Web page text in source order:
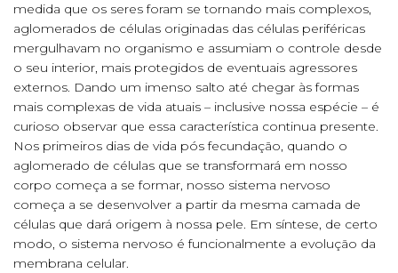
medida que os seres foram se tornando mais complexos,
aglomerados de células originadas das células periféricas
mergulhavam no organismo e assumiam o controle desde
o seu interior, mais protegidos de eventuais agressores
externos. Dando um imenso salto até chegar às formas
mais complexas de vida atuais – inclusive nossa espécie – é
curioso observar que essa característica continua presente.
Nos primeiros dias de vida pós fecundação, quando o
aglomerado de células que se transformará em nosso
corpo começa a se formar, nosso sistema nervoso
começa a se desenvolver a partir da mesma camada de
células que dará origem à nossa pele. Em síntese, de certo
modo, o sistema nervoso é funcionalmente a evolução da
membrana celular.